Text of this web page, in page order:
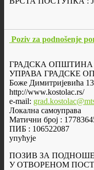
Poziv za podnošenje
ГРАДСКА
УПРАВА ГРАДСКЕ
Боже Димитријевића
http://www.kostolac.rs/
e-mail:
Локална самоуправа
Матични број :
ПИБ : 106522087
упућује
ПОЗИВ ЗА
У ОТВОРЕНОМ